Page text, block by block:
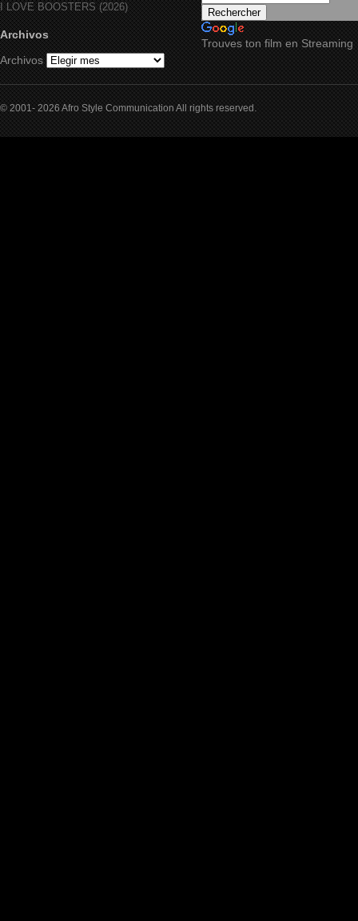
I LOVE BOOSTERS (2026)
Archivos
Archivos
Trouves ton film en Streaming
© 2001- 2026 Afro Style Communication All rights reserved.